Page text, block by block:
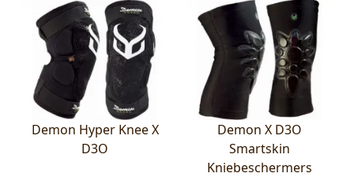
Demon Hyper Knee X
D3O
Demon X D3O
Smartskin
Kniebeschermers